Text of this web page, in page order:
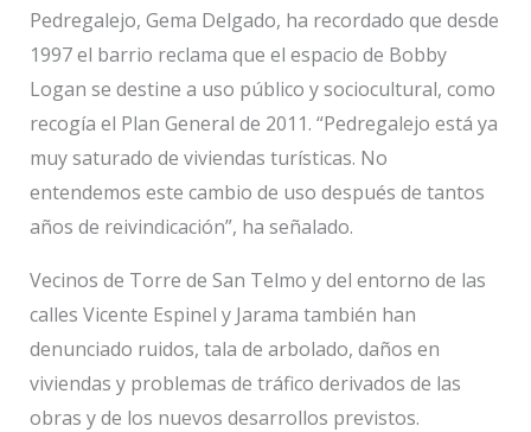
Pedregalejo, Gema Delgado, ha recordado que desde
1997 el barrio reclama que el espacio de Bobby
Logan se destine a uso público y sociocultural, como
recogía el Plan General de 2011. “Pedregalejo está ya
muy saturado de viviendas turísticas. No
entendemos este cambio de uso después de tantos
años de reivindicación”, ha señalado.
Vecinos de Torre de San Telmo y del entorno de las
calles Vicente Espinel y Jarama también han
denunciado ruidos, tala de arbolado, daños en
viviendas y problemas de tráfico derivados de las
obras y de los nuevos desarrollos previstos.